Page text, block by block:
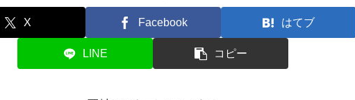
X Facebook はてブ
LINE コピー